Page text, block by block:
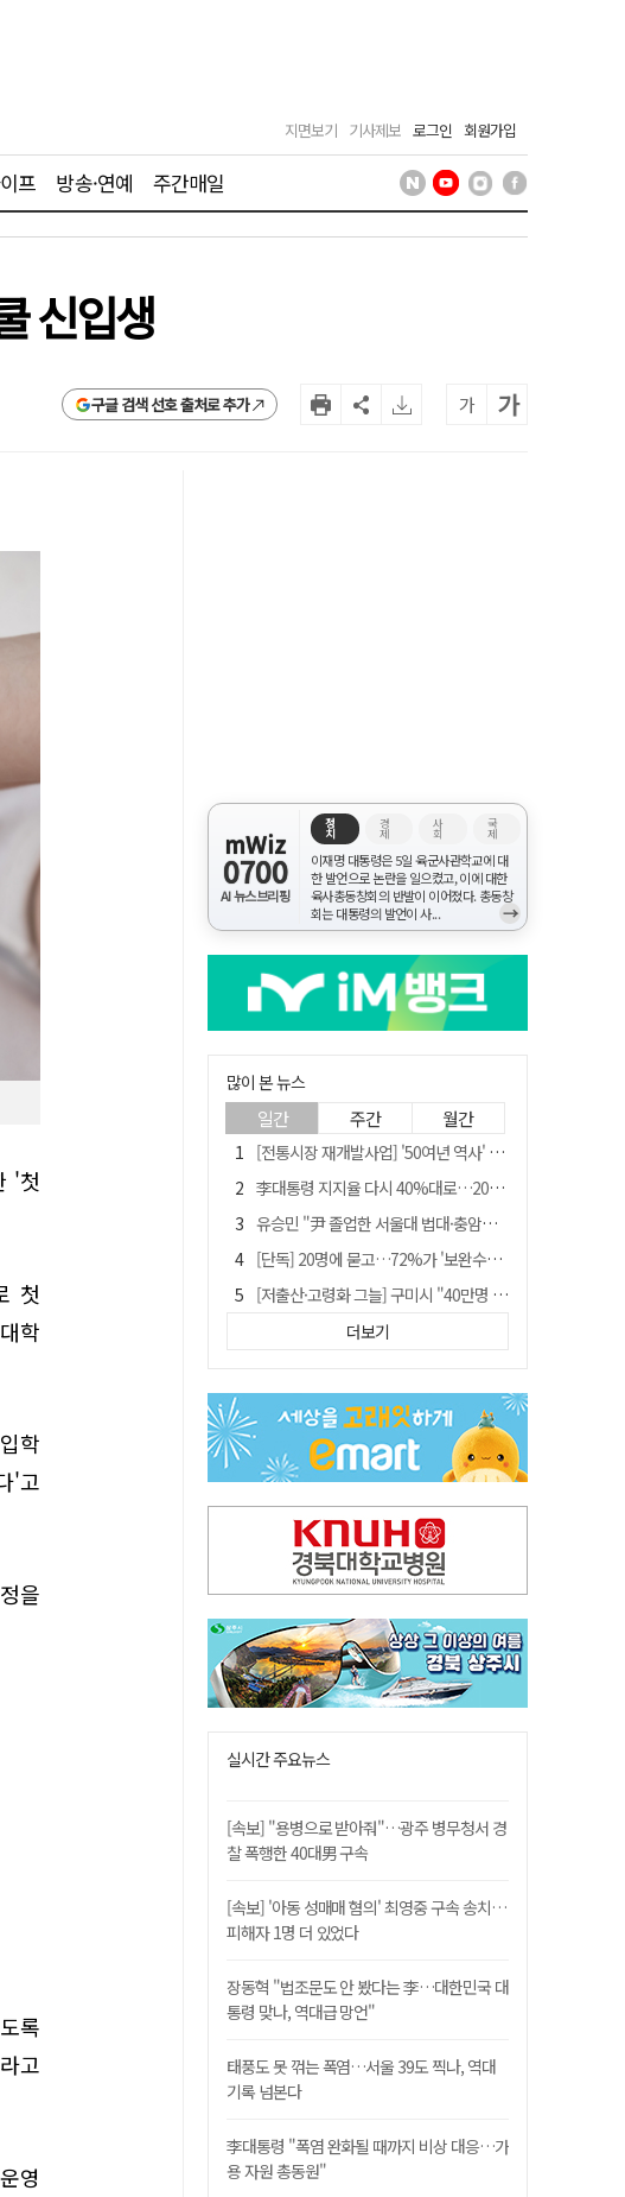
지면보기 기사제보 로그인 회원가입
프 방송·연예 주간매일
신입생
구글 검색 선호 출처로 추가 가 가
'첫
첫
학
학
'고
을
록
고
영
mWiz
0700
AI 뉴스브리핑
정
치
경
제
사
회
국
제
이재명 대통령은 5일 육군사관학교에 대
한 발언으로 논란을 일으켰고, 이에 대한
육사총동창회의 반발이 이어졌다. 총동창
회는 대통령의 발언이 사...
→
많이 본 뉴스
일간 주간 월간
[전통시장 재개발사업] '50여년 역사' 수성시장 자리에 25층 주상복합 들어선다
李대통령 지지율 다시 40%대로…20대는 18.8%p 급락
유승민 "尹 졸업한 서울대 법대·충암고도 없애야"…李 육사 통합 직격
[단독] 20명에 묻고…72%가 '보완수사권 폐지'?
[저출산·고령화 그늘] 구미시 "40만명 사수" 고령군 "3만명대 회복"
[전통시장 재개발사업] 신천시장 재개발, 준공 후에도 소송전
안동-사가에, "50년 우정 넘어 미래 50년 함께 연다"
[인사]경상북도
"김용민, 흑백논리로 세상 보는 듯" 검찰 내부서 지탄
더보기
실시간 주요뉴스
[속보] "용병으로 받아줘"…광주 병무청서 경
찰 폭행한 40대男 구속
[속보] '아동 성매매 혐의' 최영중 구속 송치…
피해자 1명 더 있었다
장동혁 "법조문도 안 봤다는 李…대한민국 대
통령 맞나, 역대급 망언"
태풍도 못 꺾는 폭염…서울 39도 찍나, 역대
기록 넘본다
李대통령 "폭염 완화될 때까지 비상 대응…가
용 자원 총동원"